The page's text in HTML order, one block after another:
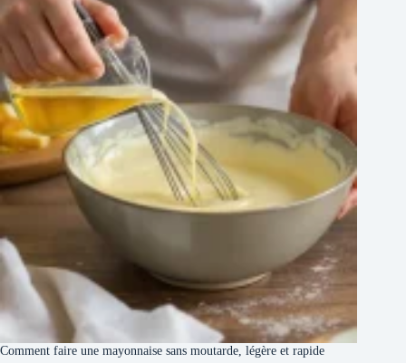
Comment faire une mayonnaise sans moutarde, légère et rapide